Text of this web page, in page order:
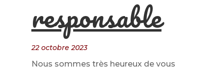
responsable
22 octobre 2023
Nous sommes très heureux de vous